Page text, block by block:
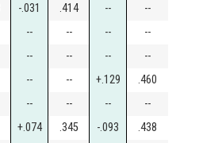
-.031 .414 -- --
-- -- -- --
-- -- -- --
-- -- +.129 .460
-- -- -- --
+.074 .345 -.093 .438